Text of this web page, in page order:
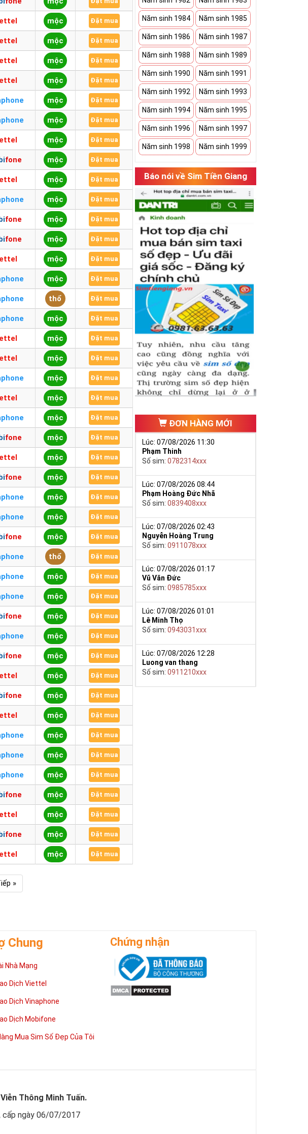
mộc Đặt mua
mộc Đặt mua
mộc Đặt mua
mộc Đặt mua
mộc Đặt mua
mộc Đặt mua
mộc Đặt mua
mộc Đặt mua
mộc Đặt mua
mộc Đặt mua
mộc Đặt mua
mộc Đặt mua
mộc Đặt mua
mộc Đặt mua
thổ Đặt mua
mộc Đặt mua
mộc Đặt mua
mộc Đặt mua
mộc Đặt mua
mộc Đặt mua
mộc Đặt mua
mộc Đặt mua
mộc Đặt mua
mộc Đặt mua
mộc Đặt mua
mộc Đặt mua
mộc Đặt mua
thổ Đặt mua
mộc Đặt mua
mộc Đặt mua
mộc Đặt mua
mộc Đặt mua
mộc Đặt mua
mộc Đặt mua
mộc Đặt mua
mộc Đặt mua
mộc Đặt mua
mộc Đặt mua
mộc Đặt mua
mộc Đặt mua
mộc Đặt mua
mộc Đặt mua
mộc Đặt mua
»
Năm sinh 1984 Năm sinh 1985
Năm sinh 1986 Năm sinh 1987
Năm sinh 1988 Năm sinh 1989
Năm sinh 1990 Năm sinh 1991
Năm sinh 1992 Năm sinh 1993
Năm sinh 1994 Năm sinh 1995
Năm sinh 1996 Năm sinh 1997
Năm sinh 1998 Năm sinh 1999
Báo nói về Sim Tiền Giang
ĐƠN HÀNG MỚI
Lúc: 07/08/2026 11:30
Phạm Thinh
Số sim:0782314xxx
Lúc: 07/08/2026 08:44
Phạm Hoàng Đức Nhã
Số sim:0839408xxx
Lúc: 07/08/2026 02:43
Nguyễn Hoàng Trung
Số sim:0911078xxx
Lúc: 07/08/2026 01:17
Vũ Văn Đức
Số sim:0985785xxx
Lúc: 07/08/2026 01:01
Lê Minh Thọ
Số sim:0943031xxx
Lúc: 07/08/2026 12:28
Luong van thang
Số sim:0911210xxx
Chung
Nhà Mạng
Dịch Viettel
Dịch Vinaphone
Dịch Mobifone
Mua Sim Số Đẹp Của Tôi
Chứng nhận
Thông Minh Tuấn.
cấp ngày 06/07/2017